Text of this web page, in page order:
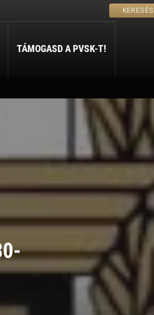
KERESÉS
Sí Szakosztály
TÁMOGASD A PVSK-T!